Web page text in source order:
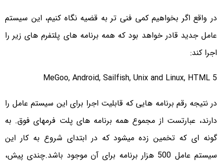
در واقع اگر بخواهیم کمی فنی تر به قضیه نگاه کنیم، این سیستم
عامل جدید قادر خواهد بود که همه برنامه های پلتفرم های زیر را
اجرا کند:
MeGoo, Android, Sailfish, Unix and Linux, HTML 5
در نتیجه رقم برنامه هایی که قابلیت اجرا برای این سیستم عامل را
دارند، عبارتست از مجموع همه برنامه های پلت فرمهای فوق. به
گونه ای که تخمین زده میشود که در ابتدای شروع به کار این
سیستم عامل 500 هزار برنامه برای آن موجود باشد.چندی پیش،